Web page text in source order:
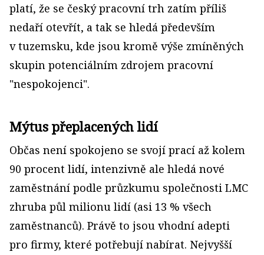
platí, že se český pracovní trh zatím příliš
nedaří otevřít, a tak se hledá především
v tuzemsku, kde jsou kromě výše zmíněných
skupin potenciálním zdrojem pracovní
"nespokojenci".
Mýtus přeplacených lidí
Občas není spokojeno se svojí prací až kolem
90 procent lidí, intenzivně ale hledá nové
zaměstnání podle průzkumu společnosti LMC
zhruba půl milionu lidí (asi 13 % všech
zaměstnanců). Právě to jsou vhodní adepti
pro firmy, které potřebují nabírat. Nejvyšší